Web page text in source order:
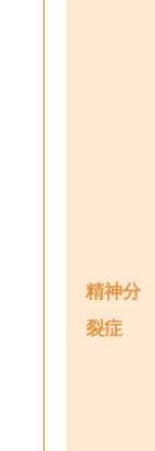
精神分
裂症